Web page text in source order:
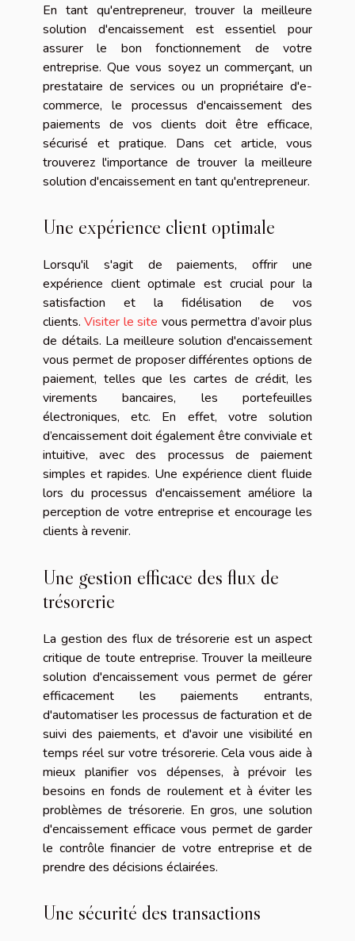
En tant qu'entrepreneur, trouver la meilleure
solution d'encaissement est essentiel pour
assurer le bon fonctionnement de votre
entreprise. Que vous soyez un commerçant, un
prestataire de services ou un propriétaire d'e-
commerce, le processus d'encaissement des
paiements de vos clients doit être efficace,
sécurisé et pratique. Dans cet article, vous
trouverez l'importance de trouver la meilleure
solution d'encaissement en tant qu'entrepreneur.
Une expérience client optimale
Lorsqu'il s'agit de paiements, offrir une
expérience client optimale est crucial pour la
satisfaction et la fidélisation de vos
clients.Visiter le site vous permettra d’avoir plus
de détails. La meilleure solution d'encaissement
vous permet de proposer différentes options de
paiement, telles que les cartes de crédit, les
virements bancaires, les portefeuilles
électroniques, etc. En effet, votre solution
d’encaissement doit également être conviviale et
intuitive, avec des processus de paiement
simples et rapides. Une expérience client fluide
lors du processus d'encaissement améliore la
perception de votre entreprise et encourage les
clients à revenir.
Une gestion efficace des flux de
trésorerie
La gestion des flux de trésorerie est un aspect
critique de toute entreprise. Trouver la meilleure
solution d'encaissement vous permet de gérer
efficacement les paiements entrants,
d'automatiser les processus de facturation et de
suivi des paiements, et d'avoir une visibilité en
temps réel sur votre trésorerie. Cela vous aide à
mieux planifier vos dépenses, à prévoir les
besoins en fonds de roulement et à éviter les
problèmes de trésorerie. En gros, une solution
d'encaissement efficace vous permet de garder
le contrôle financier de votre entreprise et de
prendre des décisions éclairées.
Une sécurité des transactions